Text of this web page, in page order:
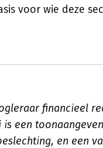
voor wie deze
financieel
een
en een